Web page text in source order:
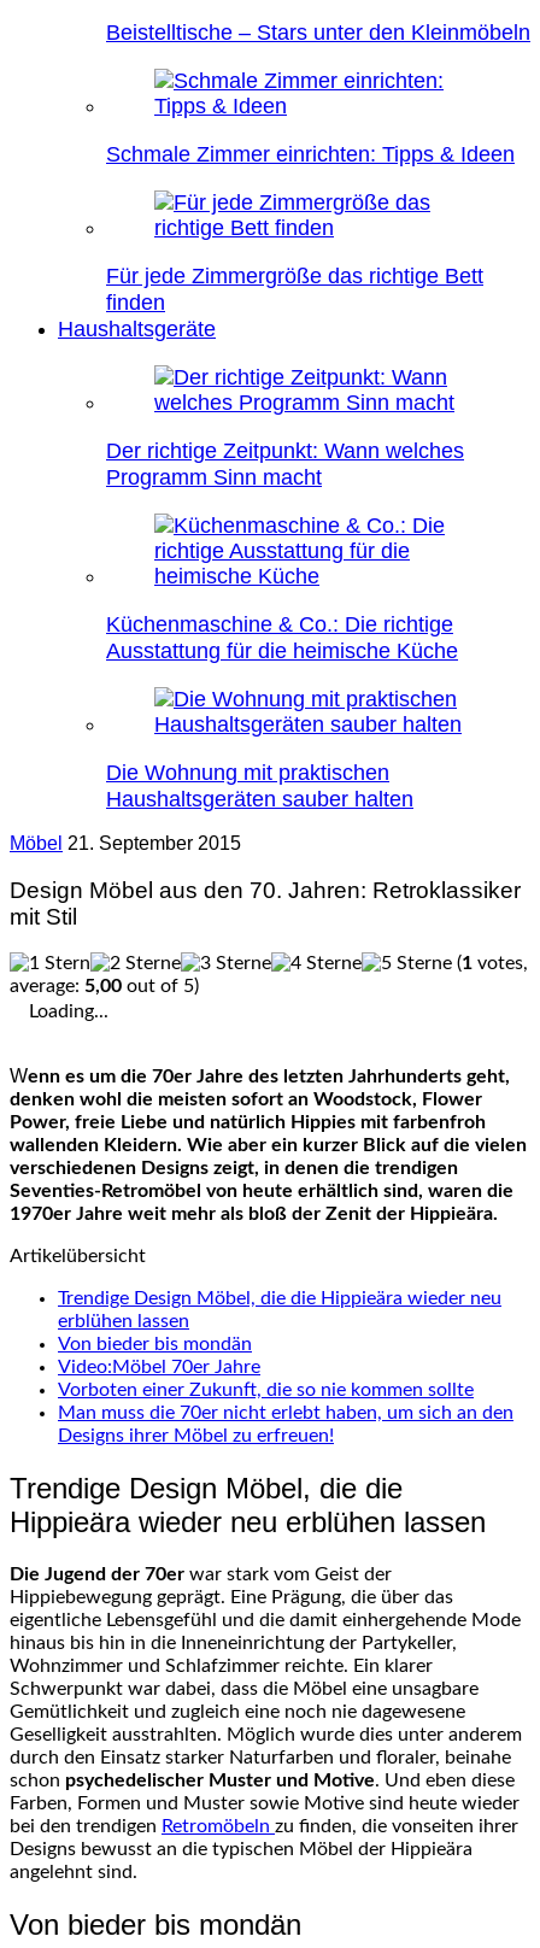
Beistelltische – Stars unter den Kleinmöbeln
Schmale Zimmer einrichten: Tipps & Ideen
Für jede Zimmergröße das richtige Bett
finden
Haushaltsgeräte
Der richtige Zeitpunkt: Wann welches
Programm Sinn macht
Küchenmaschine & Co.: Die richtige
Ausstattung für die heimische Küche
Die Wohnung mit praktischen
Haushaltsgeräten sauber halten
Möbel 21. September 2015
Design Möbel aus den 70. Jahren: Retroklassiker
mit Stil
(1 votes,
average: 5,00 out of 5)
Loading...
Wenn es um die 70er Jahre des letzten Jahrhunderts geht,
denken wohl die meisten sofort an Woodstock, Flower
Power, freie Liebe und natürlich Hippies mit farbenfroh
wallenden Kleidern. Wie aber ein kurzer Blick auf die vielen
verschiedenen Designs zeigt, in denen die trendigen
Seventies-Retromöbel von heute erhältlich sind, waren die
1970er Jahre weit mehr als bloß der Zenit der Hippieära.
Artikelübersicht
Trendige Design Möbel, die die Hippieära wieder neu
erblühen lassen
Von bieder bis mondän
Video:Möbel 70er Jahre
Vorboten einer Zukunft, die so nie kommen sollte
Man muss die 70er nicht erlebt haben, um sich an den
Designs ihrer Möbel zu erfreuen!
Trendige Design Möbel, die die
Hippieära wieder neu erblühen lassen
Die Jugend der 70er war stark vom Geist der
Hippiebewegung geprägt. Eine Prägung, die über das
eigentliche Lebensgefühl und die damit einhergehende Mode
hinaus bis hin in die Inneneinrichtung der Partykeller,
Wohnzimmer und Schlafzimmer reichte. Ein klarer
Schwerpunkt war dabei, dass die Möbel eine unsagbare
Gemütlichkeit und zugleich eine noch nie dagewesene
Geselligkeit ausstrahlten. Möglich wurde dies unter anderem
durch den Einsatz starker Naturfarben und floraler, beinahe
schon psychedelischer Muster und Motive. Und eben diese
Farben, Formen und Muster sowie Motive sind heute wieder
bei den trendigen Retromöbeln zu finden, die vonseiten ihrer
Designs bewusst an die typischen Möbel der Hippieära
angelehnt sind.
Von bieder bis mondän